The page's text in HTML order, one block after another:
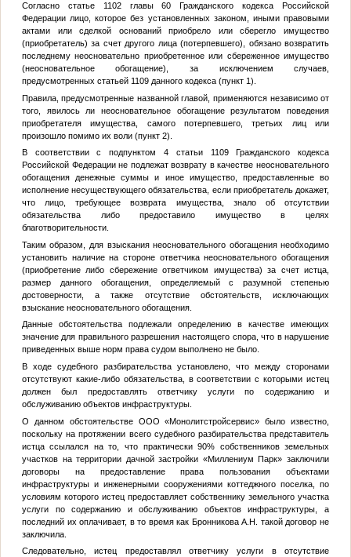
Согласно статье 1102 главы 60 Гражданского кодекса Российской
Федерации лицо, которое без установленных законом, иными правовыми
актами или сделкой оснований приобрело или сберегло имущество
(приобретатель) за счет другого лица (потерпевшего), обязано возвратить
последнему неосновательно приобретенное или сбереженное имущество
(неосновательное обогащение), за исключением случаев,
предусмотренных статьей 1109 данного кодекса (пункт 1).
Правила, предусмотренные названной главой, применяются независимо от
того, явилось ли неосновательное обогащение результатом поведения
приобретателя имущества, самого потерпевшего, третьих лиц или
произошло помимо их воли (пункт 2).
В соответствии с подпунктом 4 статьи 1109 Гражданского кодекса
Российской Федерации не подлежат возврату в качестве неосновательного
обогащения денежные суммы и иное имущество, предоставленные во
исполнение несуществующего обязательства, если приобретатель докажет,
что лицо, требующее возврата имущества, знало об отсутствии
обязательства либо предоставило имущество в целях
благотворительности.
Таким образом, для взыскания неосновательного обогащения необходимо
установить наличие на стороне ответчика неосновательного обогащения
(приобретение либо сбережение ответчиком имущества) за счет истца,
размер данного обогащения, определяемый с разумной степенью
достоверности, а также отсутствие обстоятельств, исключающих
взыскание неосновательного обогащения.
Данные обстоятельства подлежали определению в качестве имеющих
значение для правильного разрешения настоящего спора, что в нарушение
приведенных выше норм права судом выполнено не было.
В ходе судебного разбирательства установлено, что между сторонами
отсутствуют какие-либо обязательства, в соответствии с которыми истец
должен был предоставлять ответчику услуги по содержанию и
обслуживанию объектов инфраструктуры.
О данном обстоятельстве ООО «Монолитстройсервис» было известно,
поскольку на протяжении всего судебного разбирательства представитель
истца ссылался на то, что практически 90% собственников земельных
участков на территории дачной застройки «Миллениум Парк» заключили
договоры на предоставление права пользования объектами
инфраструктуры и инженерными сооружениями коттеджного поселка, по
условиям которого истец предоставляет собственнику земельного участка
услуги по содержанию и обслуживанию объектов инфраструктуры, а
последний их оплачивает, в то время как Бронникова А.Н. такой договор не
заключила.
Следовательно, истец предоставлял ответчику услуги в отсутствие